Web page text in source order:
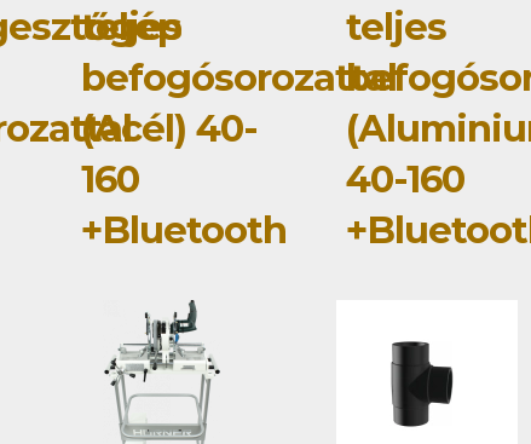
teljes
befogósorozattal
(Acél) 40-
160
+Bluetooth
teljes
40-160